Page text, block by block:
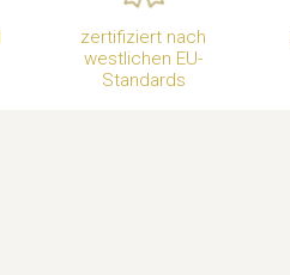
zertifiziert nach
westlichen EU-
Standards